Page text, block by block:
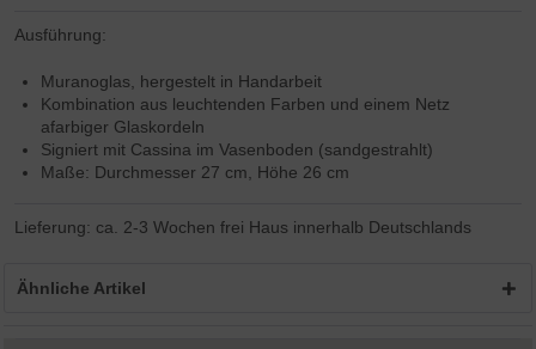
Ausführung:
Muranoglas, hergestelt in Handarbeit
Kombination aus leuchtenden Farben und einem Netz
afarbiger Glaskordeln
Signiert mit Cassina im Vasenboden (sandgestrahlt)
Maße: Durchmesser 27 cm, Höhe 26 cm
Lieferung: ca. 2-3 Wochen frei Haus innerhalb Deutschlands
Ähnliche Artikel